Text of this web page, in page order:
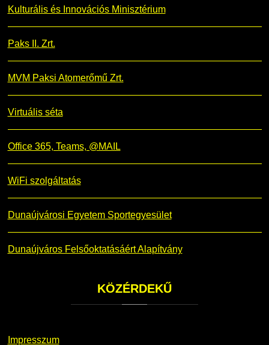
Kulturális és Innovációs Minisztérium
Paks II. Zrt.
MVM Paksi Atomerőmű Zrt.
Virtuális séta
Office 365, Teams, @MAIL
WiFi szolgáltatás
Dunaújvárosi Egyetem Sportegyesület
Dunaújváros Felsőoktatásáért Alapítvány
KÖZÉRDEKŰ
Impresszum